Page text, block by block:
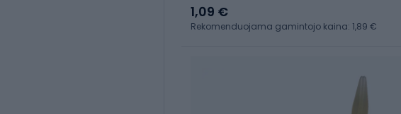
1,09 €
Rekomenduojama gamintojo kaina: 1,89 €